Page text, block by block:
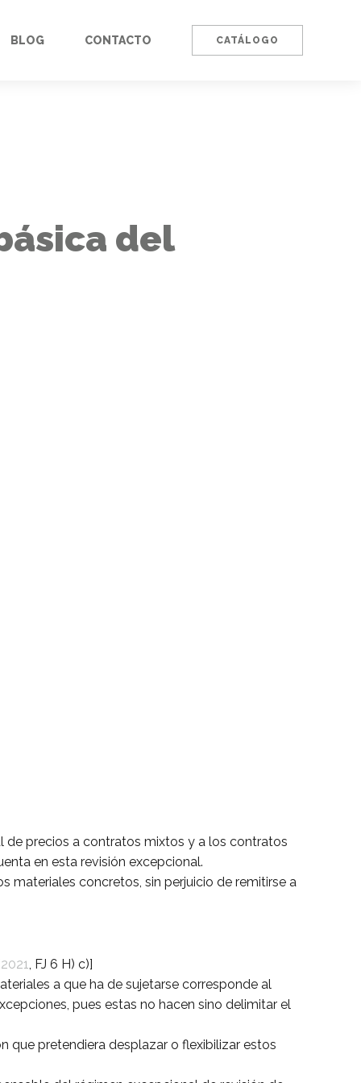
CATÁLOGO
BLOG CONTACTO
del
de precios a contratos mixtos y a los contratos
en esta revisión excepcional.
concretos, sin perjuicio de remitirse a
, FJ 6 H) c)]
a que ha de sujetarse corresponde al
pues estas no hacen sino delimitar el
que pretendiera desplazar o flexibilizar estos